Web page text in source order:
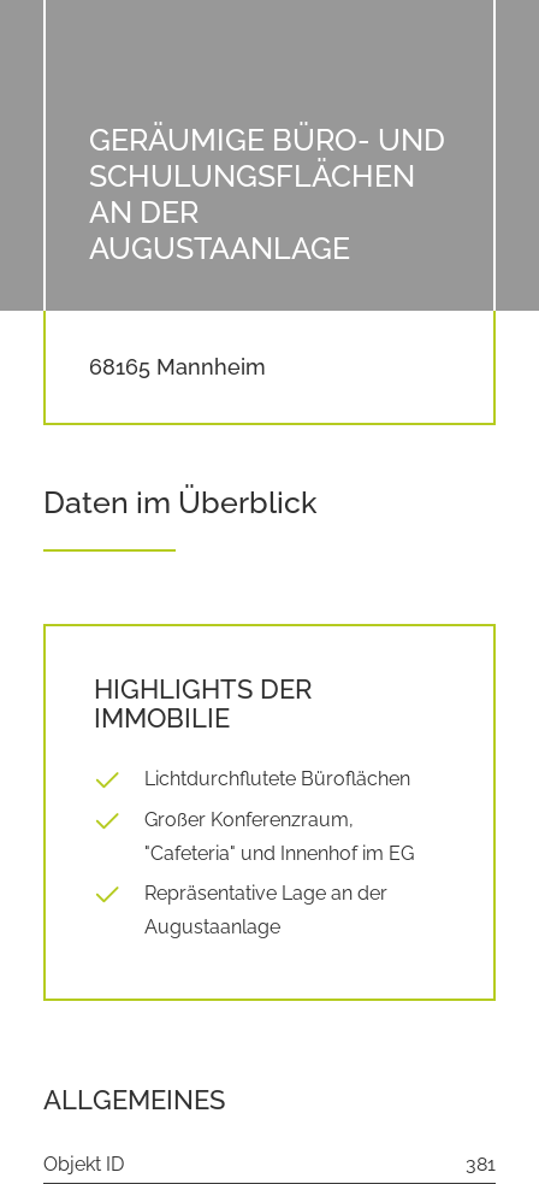
GERÄUMIGE BÜRO- UND
SCHULUNGSFLÄCHEN
AN DER
AUGUSTAANLAGE
68165 Mannheim
Daten im Überblick
HIGHLIGHTS DER
IMMOBILIE
Lichtdurchflutete Büroflächen
Großer Konferenzraum,
"Cafeteria" und Innenhof im EG
Repräsentative Lage an der
Augustaanlage
ALLGEMEINES
Objekt ID
381